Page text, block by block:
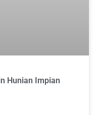
Hunian Impian